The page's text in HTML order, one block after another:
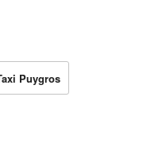
Puygros